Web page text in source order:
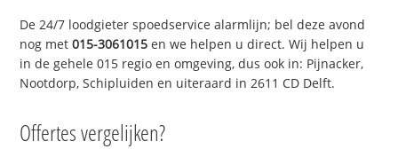
De 24/7 loodgieter spoedservice alarmlijn; bel deze avond
nog met015-3061015 en we helpen u direct. Wij helpen u
in de gehele 015 regio en omgeving, dus ook in: Pijnacker,
Nootdorp, Schipluiden en uiteraard in 2611 CD Delft.
Offertes vergelijken?